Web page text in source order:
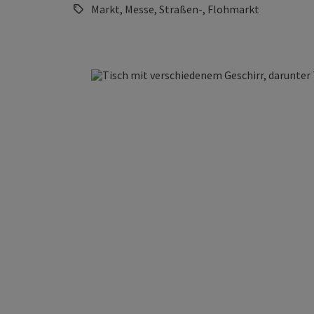
Markt, Messe, Straßen-, Flohmarkt